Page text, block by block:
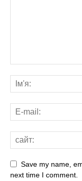
Save my name,
next time I comment.